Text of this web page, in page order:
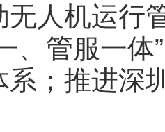
无人机运行
、管服一
系；推进深